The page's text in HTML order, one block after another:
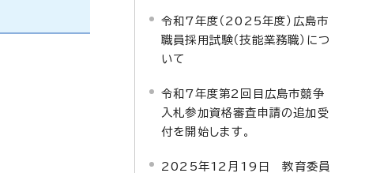
令和7年度（2025年度）広島市
職員採用試験（技能業務職）につ
いて
令和7年度第2回目広島市競争
入札参加資格審査申請の追加受
付を開始します。
2025年12月19日 教育委員